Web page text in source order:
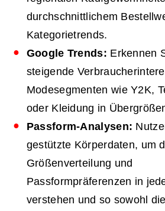
durchschnittlichem
Kategorietrends.
Google Trends: Erkennen
steigende
Modesegmenten wie Y2K,
oder Kleidung in
Passform-Analysen:
gestützte Körperdaten, um
Größenverteilung und
Passformpräferenzen in
verstehen und so sowohl die